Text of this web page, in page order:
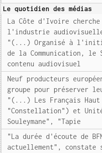
Le quotidien des médias
La Côte d'Ivoire cherche
l'industrie
"(...) Organisé à
de la Communication,
contenu audiovisuel
Neuf producteurs
groupe pour préserver
"(...) Les Français
"Constellation") et
Souleymane", "Tapie
"La durée d'écoute de
actuellement", constate